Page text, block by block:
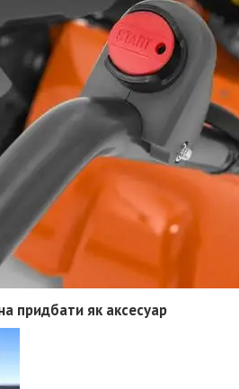
придбати як аксесуар